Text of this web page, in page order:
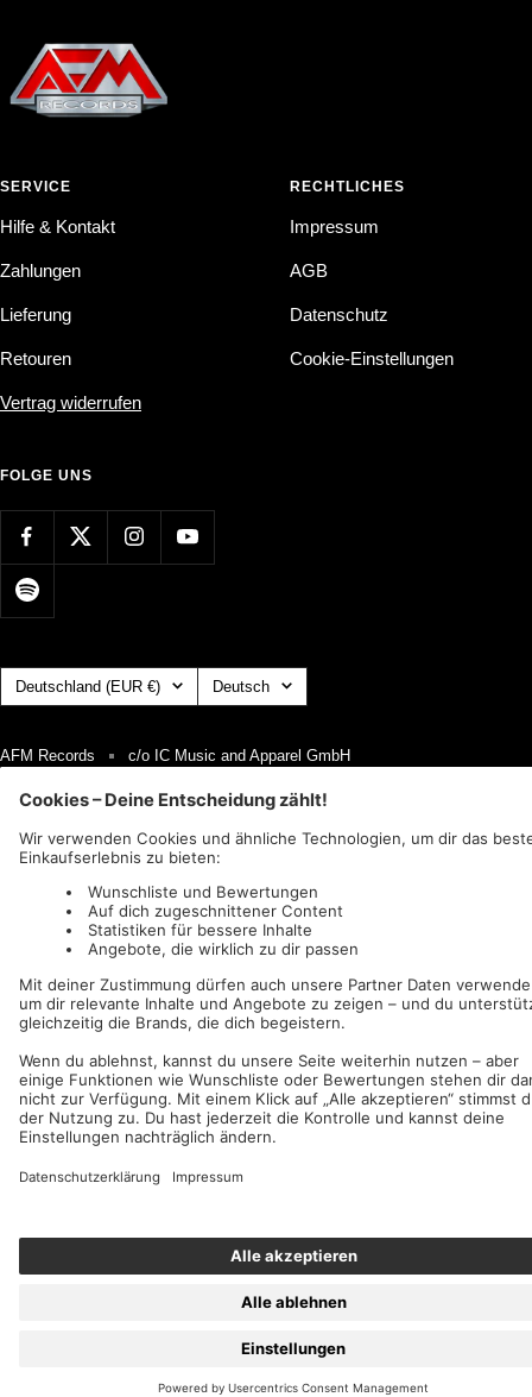
SERVICE
Hilfe & Kontakt
Zahlungen
Lieferung
Retouren
Vertrag widerrufen
RECHTLICHES
Impressum
AGB
Datenschutz
Cookie-Einstellungen
FOLGE UNS
Land/Region Deutschland (EUR €) Sprache
Deutsch
AFM Records c/o IC Music and Apparel GmbH